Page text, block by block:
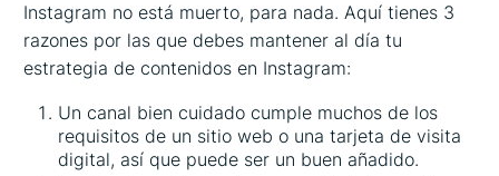
Instagram no está muerto, para nada. Aquí tienes 3
razones por las que debes mantener al día tu
estrategia de contenidos en Instagram:
Un canal bien cuidado cumple muchos de los
requisitos de un sitio web o una tarjeta de visita
digital, así que puede ser un buen añadido.